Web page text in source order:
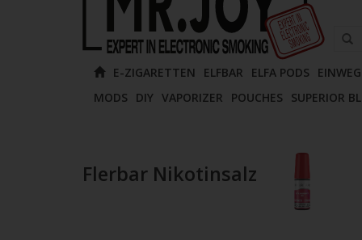
die
Pfeile
E-ZIGARETTEN ELFBAR ELFA PODS
MODS DIY VAPORIZER POUCHES SUPERIOR
Flerbar Nikotinsalz